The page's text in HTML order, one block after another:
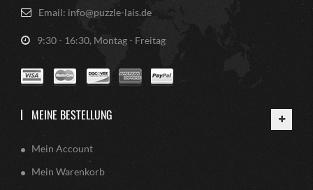
Email: info@puzzle-lais.de
9:30 - 16:30, Montag - Freitag
MEINE BESTELLUNG
Mein Account
Mein Warenkorb